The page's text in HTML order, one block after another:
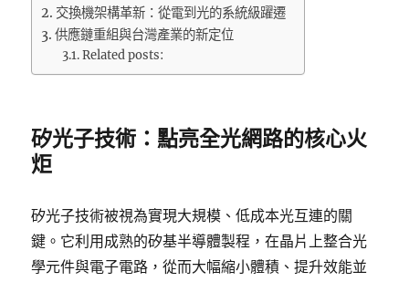
交換機架構革新：從電到光的系統級躍遷
供應鏈重組與台灣產業的新定位
Related posts:
矽光子技術：點亮全光網路的核心火
炬
矽光子技術被視為實現大規模、低成本光互連的關
鍵。它利用成熟的矽基半導體製程，在晶片上整合光
學元件與電子電路，從而大幅縮小體積、提升效能並